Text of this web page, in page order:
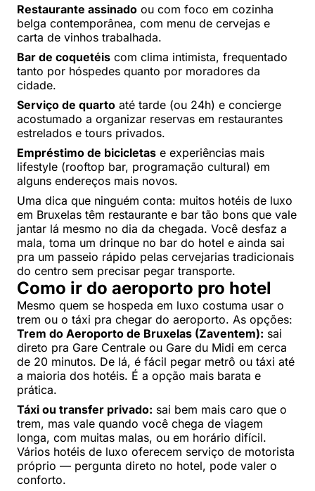
Restaurante assinado ou com foco em cozinha
belga contemporânea, com menu de cervejas e
carta de vinhos trabalhada.
Bar de coquetéis com clima intimista, frequentado
tanto por hóspedes quanto por moradores da
cidade.
Serviço de quarto até tarde (ou 24h) e concierge
acostumado a organizar reservas em restaurantes
estrelados e tours privados.
Empréstimo de bicicletas e experiências mais
lifestyle (rooftop bar, programação cultural) em
alguns endereços mais novos.
Uma dica que ninguém conta: muitos hotéis de luxo
em Bruxelas têm restaurante e bar tão bons que vale
jantar lá mesmo no dia da chegada. Você desfaz a
mala, toma um drinque no bar do hotel e ainda sai
pra um passeio rápido pelas cervejarias tradicionais
do centro sem precisar pegar transporte.
Como ir do aeroporto pro hotel
Mesmo quem se hospeda em luxo costuma usar o
trem ou o táxi pra chegar do aeroporto. As opções:
Trem do Aeroporto de Bruxelas (Zaventem): sai
direto pra Gare Centrale ou Gare du Midi em cerca
de 20 minutos. De lá, é fácil pegar metrô ou táxi até
a maioria dos hotéis. É a opção mais barata e
prática.
Táxi ou transfer privado: sai bem mais caro que o
trem, mas vale quando você chega de viagem
longa, com muitas malas, ou em horário difícil.
Vários hotéis de luxo oferecem serviço de motorista
próprio — pergunta direto no hotel, pode valer o
conforto.